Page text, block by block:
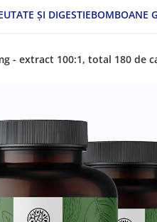
ȘI DIGESTIEBOMBOANE
- extract 100:1, total 180 de